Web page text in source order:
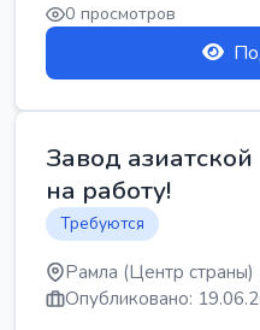
0 просмотров
Завод
на работу!
Требуются
Рамла (Центр страны)
Опубликовано: